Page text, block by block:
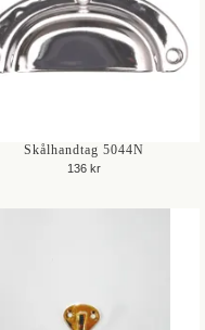
Skålhandtag 5044N
136 kr